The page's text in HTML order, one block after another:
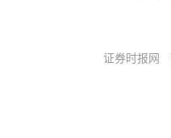
证券时报网